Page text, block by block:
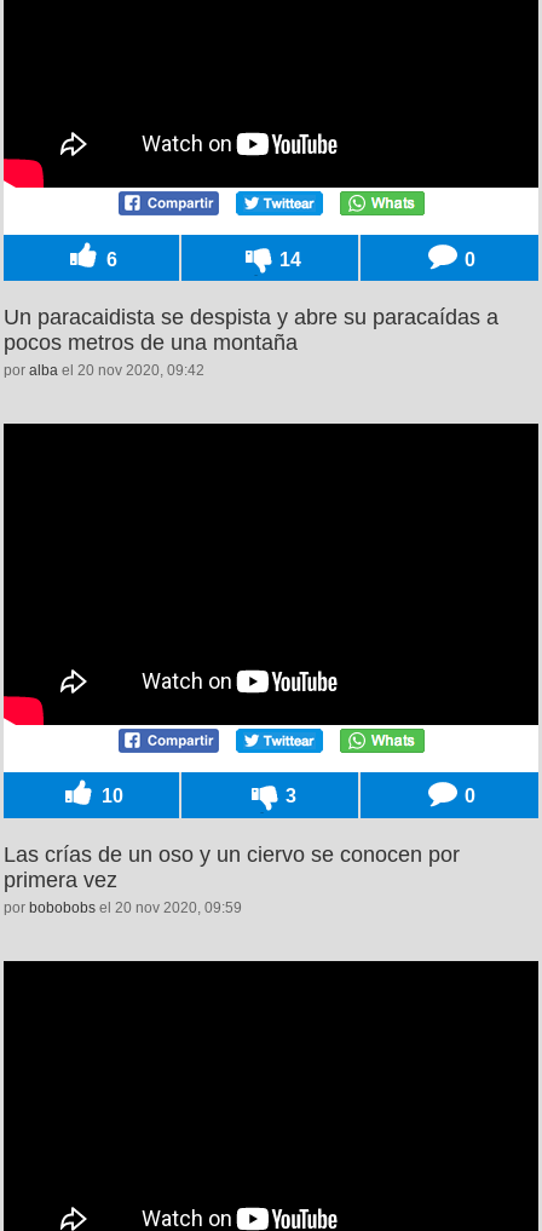
6 14 0
Un paracaidista se despista y abre su paracaídas a
pocos metros de una montaña
por alba el 20 nov 2020, 09:42
10 3 0
Las crías de un oso y un ciervo se conocen por
primera vez
por bobobobs el 20 nov 2020, 09:59